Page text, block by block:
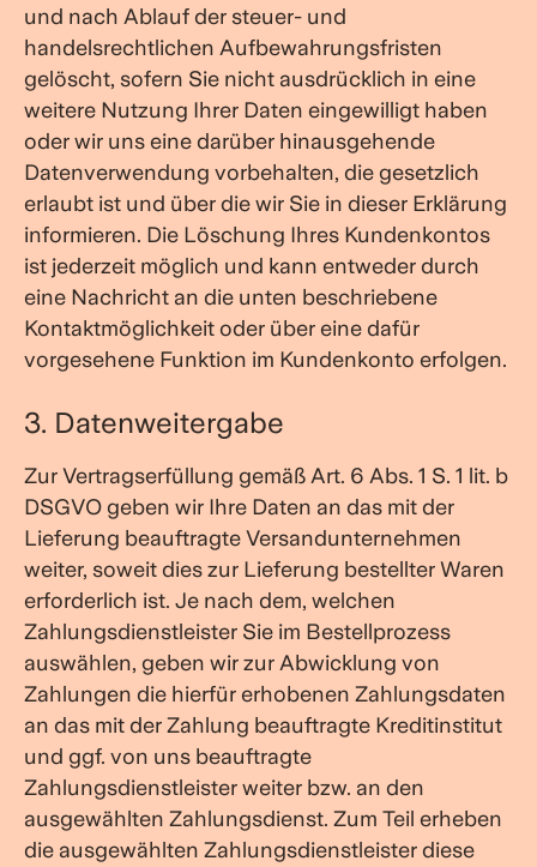
und nach Ablauf der steuer- und
handelsrechtlichen Aufbewahrungsfristen
gelöscht, sofern Sie nicht ausdrücklich in eine
weitere Nutzung Ihrer Daten eingewilligt haben
oder wir uns eine darüber hinausgehende
Datenverwendung vorbehalten, die gesetzlich
erlaubt ist und über die wir Sie in dieser Erklärung
informieren. Die Löschung Ihres Kundenkontos
ist jederzeit möglich und kann entweder durch
eine Nachricht an die unten beschriebene
Kontaktmöglichkeit oder über eine dafür
vorgesehene Funktion im Kundenkonto erfolgen.
3. Datenweitergabe
Zur Vertragserfüllung gemäß Art. 6 Abs. 1 S. 1 lit. b
DSGVO geben wir Ihre Daten an das mit der
Lieferung beauftragte Versandunternehmen
weiter, soweit dies zur Lieferung bestellter Waren
erforderlich ist. Je nach dem, welchen
Zahlungsdienstleister Sie im Bestellprozess
auswählen, geben wir zur Abwicklung von
Zahlungen die hierfür erhobenen Zahlungsdaten
an das mit der Zahlung beauftragte Kreditinstitut
und ggf. von uns beauftragte
Zahlungsdienstleister weiter bzw. an den
ausgewählten Zahlungsdienst. Zum Teil erheben
die ausgewählten Zahlungsdienstleister diese